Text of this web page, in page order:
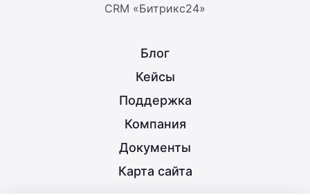
CRM «Битрикс24»
Блог
Кейсы
Поддержка
Компания
Документы
Карта сайта